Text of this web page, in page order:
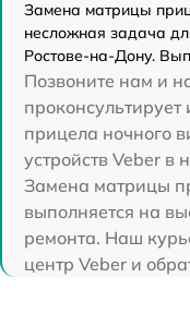
Замена матрицы
несложная задача
Ростове-на-Дону.
Позвоните нам и
проконсультирует
прицела ночного
устройств Veber в
Замена матрицы
выполняется на
ремонта. Наш
центр Veber и